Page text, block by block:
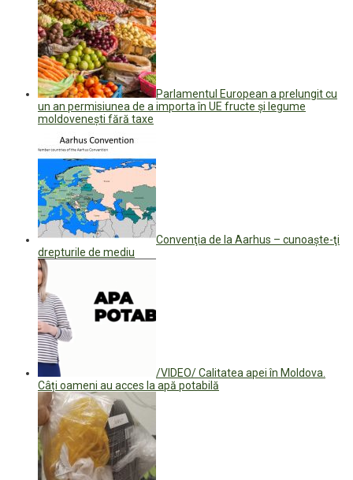
Parlamentul European a prelungit cu
un an permisiunea de a importa în UE fructe și legume
moldovenești fără taxe
Convenţia de la Aarhus – cunoaşte-ţi
drepturile de mediu
/VIDEO/ Calitatea apei în Moldova.
Câți oameni au acces la apă potabilă